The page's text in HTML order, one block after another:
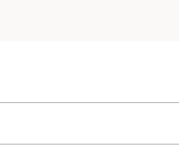
uniquement au
et équilibré. Vin